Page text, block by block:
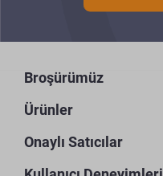
Broşürümüz
Ürünler
Onaylı Satıcılar